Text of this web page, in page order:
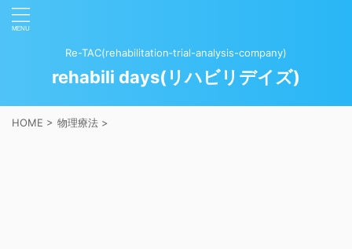
Re-TAC(rehabilitation‐trial-analysis-company)
rehabili days(リハビリデイズ)
HOME > 物理療法 >